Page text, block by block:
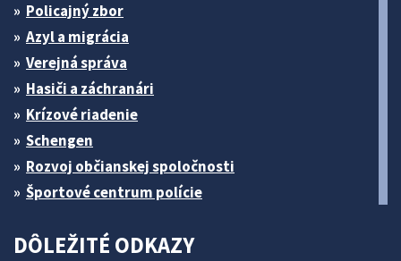
Policajný zbor
Azyl a migrácia
Verejná správa
Hasiči a záchranári
Krízové riadenie
Schengen
Rozvoj občianskej spoločnosti
Športové centrum polície
DÔLEŽITÉ ODKAZY